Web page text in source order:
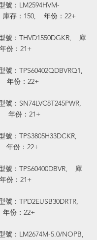
號：LM2594HVM-
庫存：150,    年份：22+
號：THVD1550DGKR,    庫
份：21+
號：TPS60402QDBVRQ1,
年份：22+
號：SN74LVC8T245PWR,
年份：21+
號：TPS3805H33DCKR,
年份：22+
號：TPS60400DBVR,    庫
份：21+
號：TPD2EUSB30DRTR,
年份：22+
號：LM2674M-5.0/NOPB,